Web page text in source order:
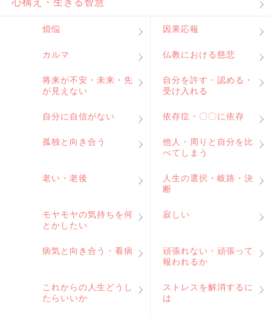
心構え・生きる智慧
煩悩 因果応報
カルマ 仏教における慈悲
将来が不安・未来・先
が見えない
自分を許す・認める・
受け入れる
自分に自信がない 依存症・〇〇に依存
孤独と向き合う
他人・周りと自分を比
べてしまう
老い・老後
人生の選択・岐路・決
断
モヤモヤの気持ちを何
とかしたい
寂しい
病気と向き合う・看病
頑張れない・頑張って
報われるか
これからの人生どうし
たらいいか
ストレスを解消するに
は